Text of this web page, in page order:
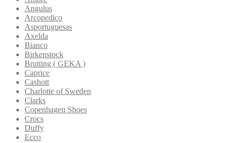
Angulus
Arcopedico
Asportuguesas
Axelda
Bianco
Birkenstock
Brutting ( GEKA )
Caprice
Cashott
Charlotte of Sweden
Clarks
Copenhagen Shoes
Crocs
Duffy
Ecco